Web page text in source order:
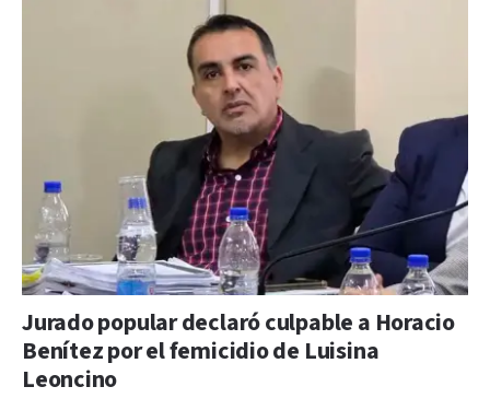
Jurado popular declaró culpable a Horacio
Benítez por el femicidio de Luisina
Leoncino